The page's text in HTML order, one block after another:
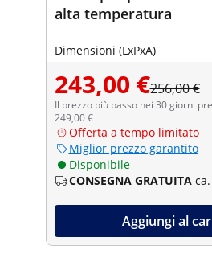
alta temperatura
Dimensioni (LxPxA)
243,00 €256,00 €
Il prezzo più basso nei 30 giorni
249,00 €
Offerta a tempo limitato
Miglior prezzo garantito
Disponibile
CONSEGNA GRATUITA
Aggiungi al